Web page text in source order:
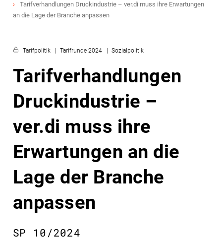
Tarifverhandlungen Druckindustrie – ver.di muss ihre Erwartungen
an die Lage der Branche anpassen
Tarifpolitik Tarifrunde 2024 Sozialpolitik
Tarifverhandlungen
Druckindustrie –
ver.di muss ihre
Erwartungen an die
Lage der Branche
anpassen
SP 10/2024